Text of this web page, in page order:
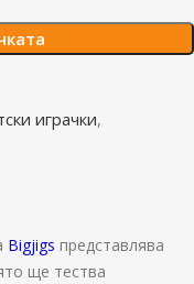
играчки,
Bigjigs представлява
ще тества